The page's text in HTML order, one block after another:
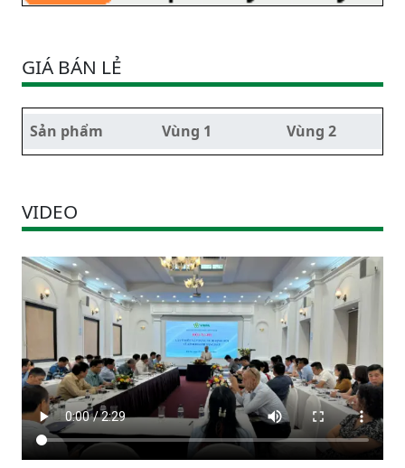
GIÁ BÁN LẺ
Sản phẩm Vùng 1 Vùng 2
VIDEO